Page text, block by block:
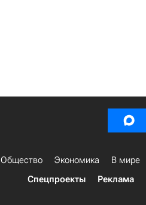
Общество Экономика В мире
Спецпроекты
Реклама